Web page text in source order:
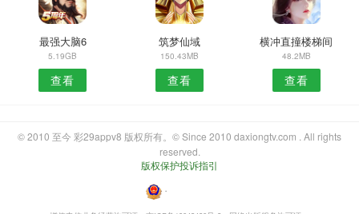
最强大脑6
5.19GB
查看
筑梦仙域
150.43MB
查看
横冲直撞楼梯间
48.2MB
查看
© 2010 至今 彩29appv8 版权所有。© Since 2010 daxiongtv.com . All rights
reserved.
版权保护投诉指引
・